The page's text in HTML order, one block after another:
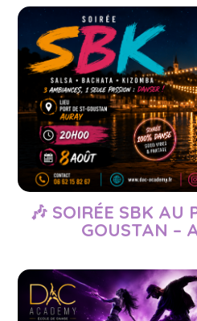
🎶 SOIRÉE SBK AU
GOUSTAN –